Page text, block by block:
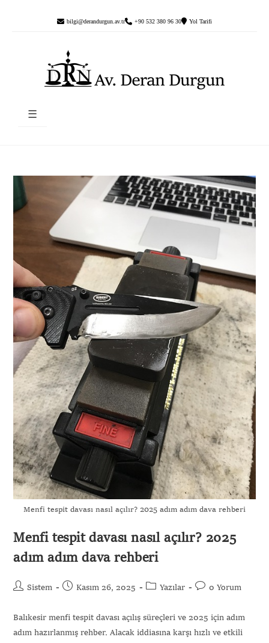
bilgi@derandurgun.av.tr +90 532 380 96 30 Yol Tarifi
☰
Menfi tespit davası nasıl açılır? 2025 adım adım dava rehberi
Menfi tespit davası nasıl açılır? 2025
adım adım dava rehberi
Sistem Kasım 26, 2025 Yazılar 0 Yorum
Balıkesir menfi tespit davası açılış süreçleri ve 2025 için adım
adım hazırlanmış rehber. Alacak iddiasına karşı hızlı ve etkili